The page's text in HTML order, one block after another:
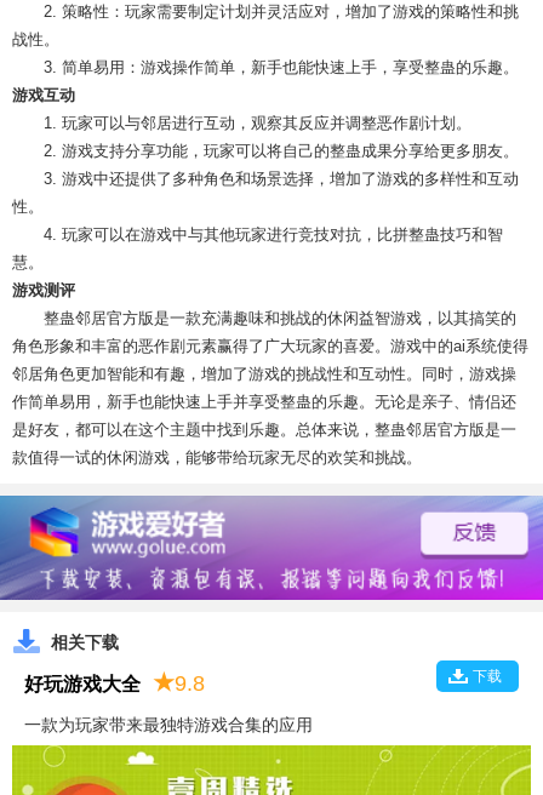
2. 策略性：玩家需要制定计划并灵活应对，增加了游戏的策略性和挑
战性。
3. 简单易用：游戏操作简单，新手也能快速上手，享受整蛊的乐趣。
游戏互动
1. 玩家可以与邻居进行互动，观察其反应并调整恶作剧计划。
2. 游戏支持分享功能，玩家可以将自己的整蛊成果分享给更多朋友。
3. 游戏中还提供了多种角色和场景选择，增加了游戏的多样性和互动
性。
4. 玩家可以在游戏中与其他玩家进行竞技对抗，比拼整蛊技巧和智
慧。
游戏测评
整蛊邻居官方版是一款充满趣味和挑战的休闲益智游戏，以其搞笑的
角色形象和丰富的恶作剧元素赢得了广大玩家的喜爱。游戏中的ai系统使得
邻居角色更加智能和有趣，增加了游戏的挑战性和互动性。同时，游戏操
作简单易用，新手也能快速上手并享受整蛊的乐趣。无论是亲子、情侣还
是好友，都可以在这个主题中找到乐趣。总体来说，整蛊邻居官方版是一
款值得一试的休闲游戏，能够带给玩家无尽的欢笑和挑战。
相关下载
下载
好玩游戏大全 ★9.8
一款为玩家带来最独特游戏合集的应用